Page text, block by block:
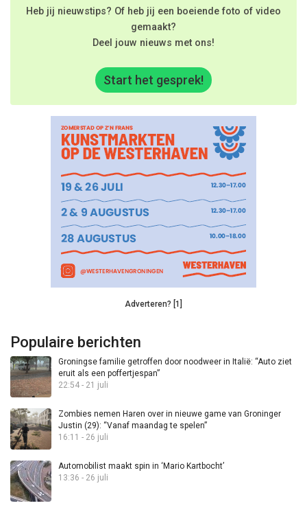
Heb jij nieuwstips? Of heb jij een boeiende foto of video
gemaakt?
Deel jouw nieuws met ons!
Start het gesprek!
Adverteren? [1]
Populaire berichten
Groningse familie getroffen door noodweer in Italië: “Auto ziet
eruit als een poffertjespan”
22:54 - 21 juli
Zombies nemen Haren over in nieuwe game van Groninger
Justin (29): “Vanaf maandag te spelen”
16:11 - 26 juli
Automobilist maakt spin in ‘Mario Kartbocht’
13:36 - 26 juli